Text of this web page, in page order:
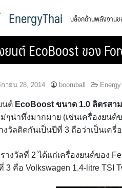
EnergyThai บล็อกด้านพลังงานข
ยนต์ EcoBoost ของ
ายน 28, 2014 booruball
นต์ EcoBoost ขนาด 1.0 ลิตรสา
ๆน่าทึ่งมากมาย (เช่นเครื่องยนต์
งวัลติดกันเป็นปีที่ 3 ถือว่าเป็นเค
างวัลที่ 2 ได้แก่เครื่องยนต์ของ
3 คือ Volkswagen 1.4-litre TSI